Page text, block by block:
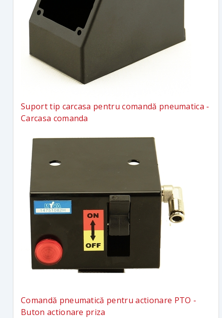
Suport tip carcasa pentru comandă pneumatica -
Carcasa comanda
Comandă pneumatică pentru actionare PTO -
Buton actionare priza